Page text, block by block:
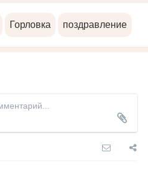
Горловка поздравление